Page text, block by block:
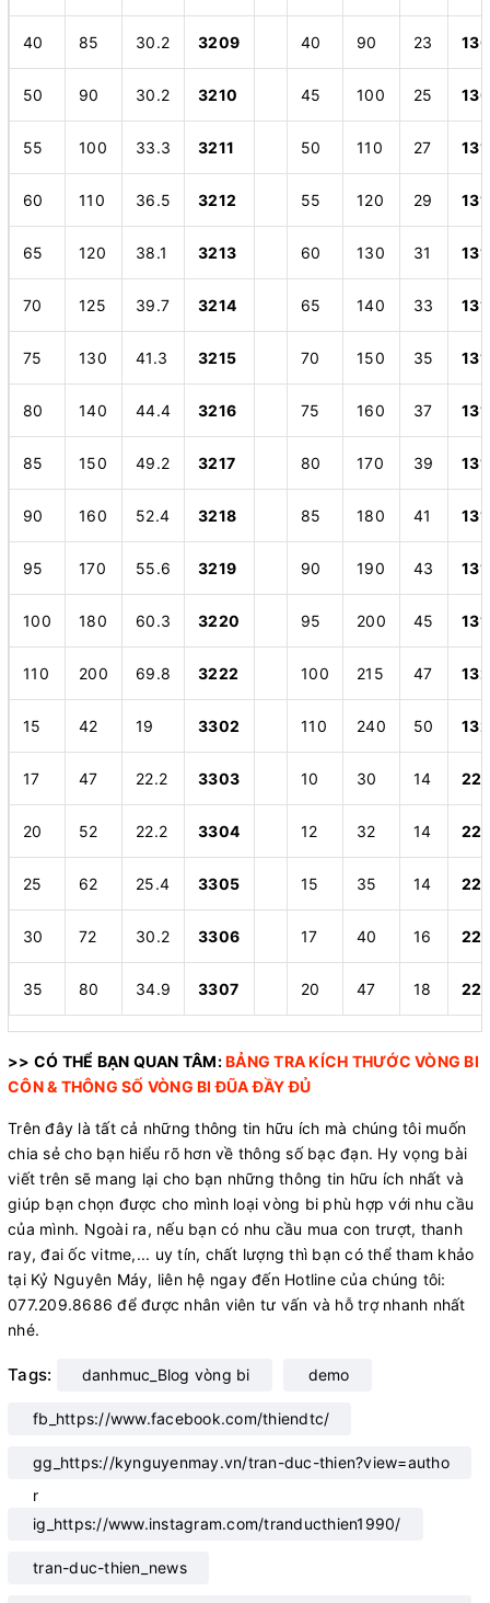
40 85 30.2 3209 40 90 23
50 90 30.2 3210 45 100 25
55 100 33.3 3211 50 110 27
60 110 36.5 3212 55 120 29
65 120 38.1 3213 60 130 31
70 125 39.7 3214 65 140 33
75 130 41.3 3215 70 150 35
80 140 44.4 3216 75 160 37
85 150 49.2 3217 80 170 39
90 160 52.4 3218 85 180 41
95 170 55.6 3219 90 190 43
100 180 60.3 3220 95 200 45
110 200 69.8 3222 100 215 47
15 42 19 3302 110 240 50
17 47 22.2 3303 10 30 14
20 52 22.2 3304 12 32 14
25 62 25.4 3305 15 35 14
30 72 30.2 3306 17 40 16
35 80 34.9 3307 20 47 18
>> CÓ THỂ BẠN QUAN TÂM:BẢNG TRA KÍCH THƯỚC VÒNG BI
CÔN& THÔNG SỐ VÒNG BI ĐŨAĐẦY ĐỦ
Trên đây là tất cả những thông tin hữu ích mà chúng tôi muốn
chia sẻ cho bạn hiểu rõ hơn về thông số bạc đạn. Hy vọng bài
viết trên sẽ mang lại cho bạn những thông tin hữu ích nhất và
giúp bạn chọn được cho mình loại vòng bi phù hợp với nhu cầu
của mình. Ngoài ra, nếu bạn có nhu cầu mua con trượt, thanh
ray, đai ốc vitme,... uy tín, chất lượng thì bạn có thể tham khảo
tại Kỷ Nguyên Máy, liên hệ ngay đến Hotline của chúng tôi:
077.209.8686 để được nhân viên tư vấn và hỗ trợ nhanh nhất
nhé.
Tags: danhmuc_Blog vòng bi demo
fb_https://www.facebook.com/thiendtc/
gg_https://kynguyenmay.vn/tran-duc-thien?view=autho
r
ig_https://www.instagram.com/tranducthien1990/
tran-duc-thien_news